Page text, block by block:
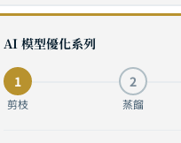
3 模型量化（Quantization）完
AI 模型優化系列
1
剪枝
2
蒸餾